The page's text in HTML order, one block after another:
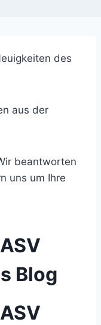
des
aus der
beantworten
uns um Ihre
Blog